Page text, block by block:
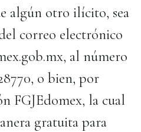
algún otro ilícito, sea
correo electrónico
al número
o bien, por
FGJEdomex, la cual
gratuita para